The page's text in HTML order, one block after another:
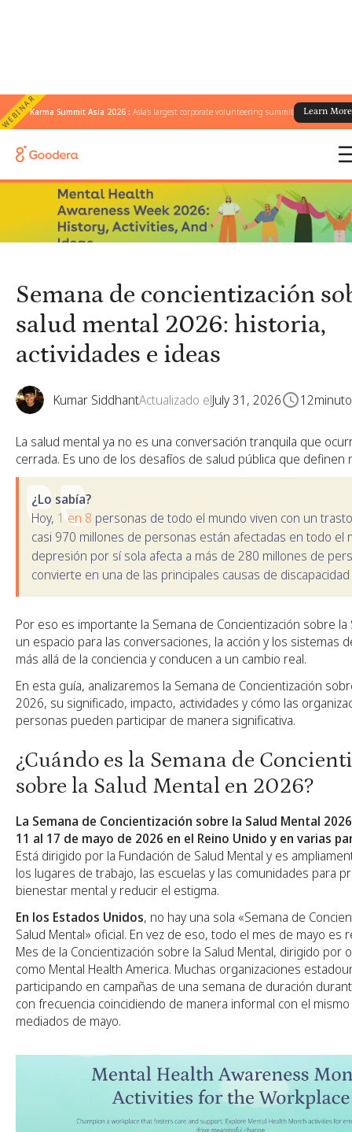
WEBINARKarma Summit Asia 2026 :Asia's largest corporate volunteering summit Learn More
← Todos los blogs/
actividades e ideas
Semana de concientización
salud mental 2026: historia,
actividades e ideas
Kumar SiddhantActualizado elJuly 31, 2026 12
La salud mental ya no es una conversación tranquila que
cerrada. Es uno de los desafíos de salud pública que definen
¿Lo sabía?
Hoy, 1 en 8 personas de todo el mundo viven con un
casi 970 millones de personas están afectadas en todo el
depresión por sí sola afecta a más de 280 millones de
convierte en una de las principales causas de
Por eso es importante la Semana de Concientización sobre la
un espacio para las conversaciones, la acción y los sistemas
más allá de la conciencia y conducen a un cambio real.
En esta guía, analizaremos la Semana de Concientización
2026, su significado, impacto, actividades y cómo las
personas pueden participar de manera significativa.
¿Cuándo es la Semana de
sobre la Salud Mental en 2026?
La Semana de Concientización sobre la Salud Mental
11 al 17 de mayo de 2026 en el Reino Unido y en varias
Está dirigido por la Fundación de Salud Mental y es
los lugares de trabajo, las escuelas y las comunidades para
bienestar mental y reducir el estigma.
En los Estados Unidos, no hay una sola «Semana de
Salud Mental» oficial. En vez de eso, todo el mes de mayo es
Mes de la Concientización sobre la Salud Mental, dirigido por
como Mental Health America. Muchas organizaciones
participando en campañas de una semana de duración
con frecuencia coincidiendo de manera informal con el
mediados de mayo.